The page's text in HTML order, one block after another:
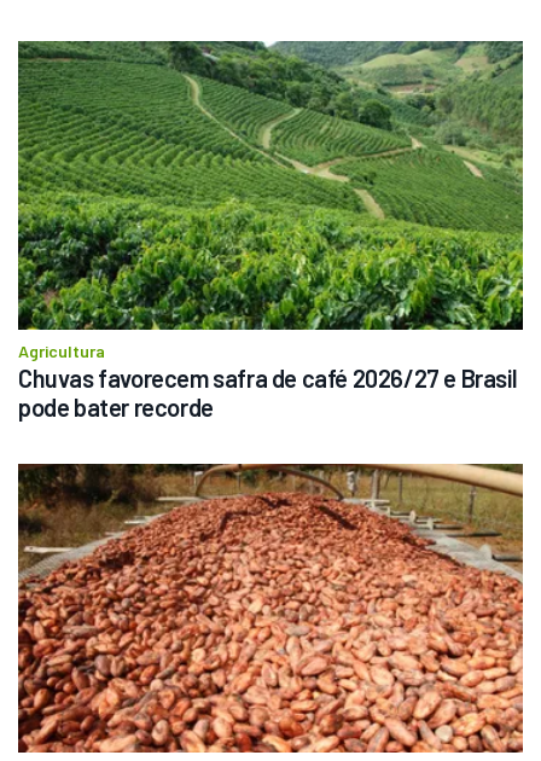
Agricultura
Chuvas favorecem safra de café 2026/27 e Brasil
pode bater recorde